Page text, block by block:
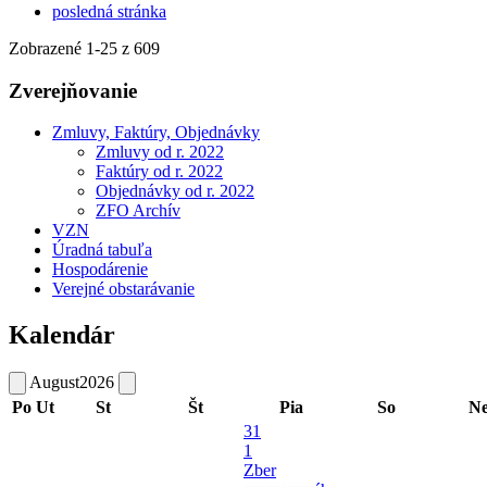
posledná stránka
Zobrazené 1-25 z 609
Zverejňovanie
Zmluvy, Faktúry, Objednávky
Zmluvy od r. 2022
Faktúry od r. 2022
Objednávky od r. 2022
ZFO Archív
VZN
Úradná tabuľa
Hospodárenie
Verejné obstarávanie
Kalendár
August2026
Po Ut St Št Pia So
31
1
Zber